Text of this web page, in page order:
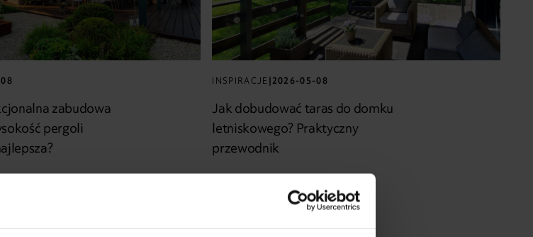
zabudowa
pergoli
INSPIRACJE |2026-05-08
Jak dobudować taras do domku
letniskowego? Praktyczny
przewodnik